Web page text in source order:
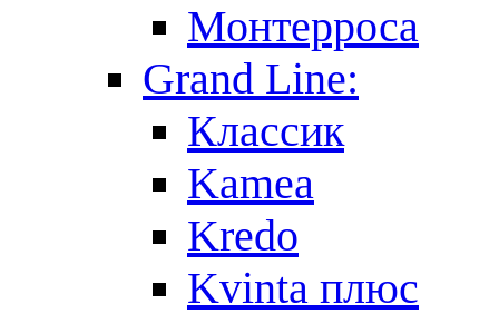
Монтерроса
Grand Line:
Классик
Kamea
Kredo
Kvinta плюс